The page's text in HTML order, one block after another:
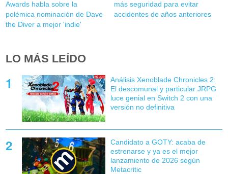
Awards habla sobre la
polémica nominación de Dave
the Diver a mejor 'indie'
más seguridad para evitar
accidentes de años anteriores
LO MÁS LEÍDO
Análisis Xenoblade Chronicles 2:
El descomunal y particular JRPG
luce genial en Switch 2 con una
versión no definitiva
Candidato a GOTY: acaba de
estrenarse y ya es el mejor
lanzamiento de 2026 según
Metacritic